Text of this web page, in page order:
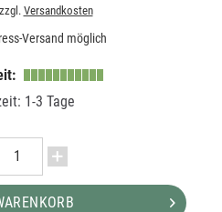
Versandkosten
Versand möglich
1-3 Tage